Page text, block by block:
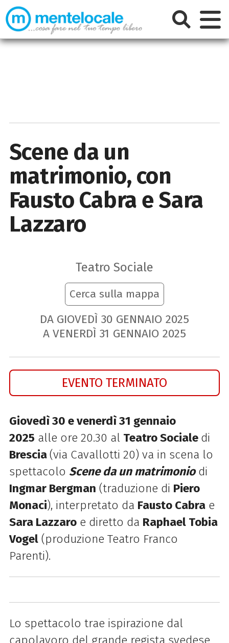
Scene da un
matrimonio, con
Fausto Cabra e Sara
Lazzaro
Teatro Sociale
Cerca sulla mappa
DA GIOVEDÌ 30 GENNAIO 2025
A VENERDÌ 31 GENNAIO 2025
EVENTO TERMINATO
Giovedì 30 e venerdì 31 gennaio
2025 alle ore 20.30 al Teatro Sociale di
Brescia(via Cavallotti 20) va in scena lo
spettacolo Scene da un matrimoniodi
Ingmar Bergman (traduzione di Piero
Monaci), interpretato da Fausto Cabrae
Sara Lazzaroe diretto da Raphael Tobia
Vogel(produzione Teatro Franco
Parenti).
Lo spettacolo trae ispirazione dal
capolavoro del grande regista svedese